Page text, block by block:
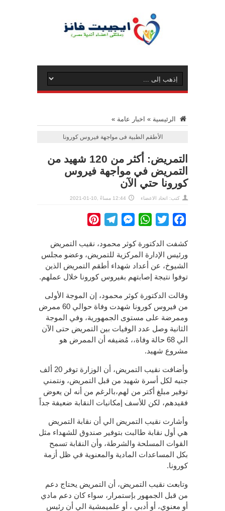
الرئيسية » اخبار عامة »
الأطقم الطبية فى مواجهة فيروس كورونا
التمريض: أكثر من 120 شهيد من
التمريض في مواجهة فيروس
كورونا حتي الآن
كتب: اتحاد الاعضاء 12:44 مساءً ,10-01-2021
Facebook
Twitter
WhatsApp
Messenger
Telegram
كشفت الدكتورة كوثر محمود، نقيب التمريض
ورئيس الإدارة المركزية للتمريض، وعضو مجلس
الشيوخ، عن أعداد شهداء أطقم التمريض الذين
توفوا نتيجة إصابتهم بفيروس كورونا خلال عملهم.
وقالت الدكتورة كوثر محمود، إن الموجة الأولى
من فيروس كورونا شهدت وفاة حوالي 60 ممرض
وممرضة على مستوى الجمهورية، وفي الموجة
الثانية وصل عدد الوفيات بين التمريض حتى الآن
الي 68 حالة وفاة،، مُضيفه أن الممرض هو
مشروع شهيد.
وأضافت نقيب التمريض، أن الوزارة توفر 20 ألف
جنيه لكل أسرة شهيد من قبل التمريض، ونتمني
توفير مبلغ أكتر من لهم،بالرغم من أنه لن يعوض
فقيدهم، لكن للأسف إمكانيات النقابة ضعيفة جداً
وأشارت نقيب التمريض الي أن نقابة التمريض
هي أول نقابة طالبت بتوفير صندوق للشهداء مثل
القوات المسلحة والشرطة، وأن النقابة تسمح
بكل المساعدات المادية والمعنوية في ظل أزمة
كورونا.
وتابعت نقيب التمريض، أن التمريض يحتاج دعم
من قبل الجمهور بإستمرار، سواء كان دعم مادي
أو معنوي، أو أدبي ، أو علميمشية الي أن رئيس